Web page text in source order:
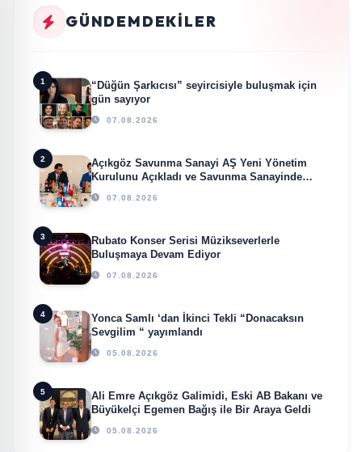
GÜNDEMDEKILER
1
“Düğün Şarkıcısı” seyircisiyle buluşmak için
gün sayıyor
07.08.2026
2
Açıkgöz Savunma Sanayi AŞ Yeni Yönetim
Kurulunu Açıkladı ve Savunma Sanayinde
Küresel Vizyon Vurgusu
07.08.2026
3
Rubato Konser Serisi Müzikseverlerle
Buluşmaya Devam Ediyor
07.08.2026
4
Yonca Samlı ‘dan İkinci Tekli “Donacaksın
Sevgilim “ yayımlandı
05.08.2026
5
Ali Emre Açıkgöz Galimidi, Eski AB Bakanı ve
Büyükelçi Egemen Bağış ile Bir Araya Geldi
05.08.2026